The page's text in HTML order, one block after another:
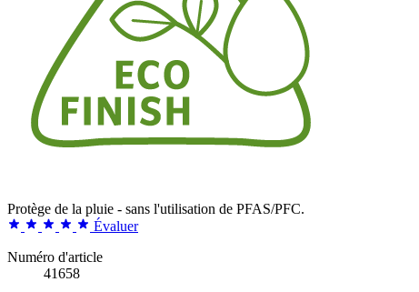
Protège de la pluie - sans l'utilisation de PFAS/PFC.
Évaluer
Numéro d'article
41658